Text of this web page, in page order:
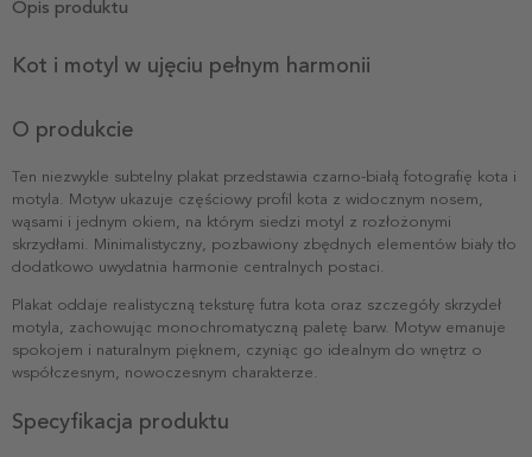
Opis produktu
Kot i motyl w ujęciu pełnym harmonii
O produkcie
Ten niezwykle subtelny plakat przedstawia czarno-białą fotografię kota i
motyla. Motyw ukazuje częściowy profil kota z widocznym nosem,
wąsami i jednym okiem, na którym siedzi motyl z rozłożonymi
skrzydłami. Minimalistyczny, pozbawiony zbędnych elementów biały tło
dodatkowo uwydatnia harmonie centralnych postaci.
Plakat oddaje realistyczną teksturę futra kota oraz szczegóły skrzydeł
motyla, zachowując monochromatyczną paletę barw. Motyw emanuje
spokojem i naturalnym pięknem, czyniąc go idealnym do wnętrz o
współczesnym, nowoczesnym charakterze.
Specyfikacja produktu